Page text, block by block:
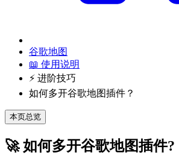
谷歌地图
📖 使用说明
⚡ 进阶技巧
如何多开谷歌地图插件？
本页总览
🚀 如何多开谷歌地图插件?